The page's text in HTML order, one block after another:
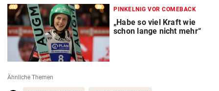
PINKELNIG VOR COMEBACK
„Habe so viel Kraft wie
schon lange nicht mehr“
Ähnliche Themen